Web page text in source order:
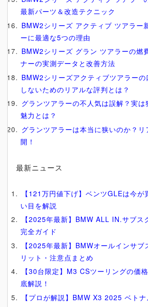
最新パーツ＆改造テクニック
BMW2シリーズ アクティブ ツアラー
ーに最適な5つの理由
BMW2シリーズ グラン ツアラーの燃
ナーの実測データと改善方法
BMW2シリーズアクティブツアラー
しないためのリアルな評判とは？
グランツアラーの不人気は誤解？実
魅力とは？
グランツアラーは本当に狭いのか？
開！
最新ニュース
【121万円値下げ】ベンツGLEは今が
い目を解説
【2025年最新】BMW ALL IN.サブス
完全ガイド
【2025年最新】BMWオールインサブ
リット・注意点まとめ
【30台限定】M3 CSツーリングの価
底解説！
【プロが解説】BMW X3 2025 ベト